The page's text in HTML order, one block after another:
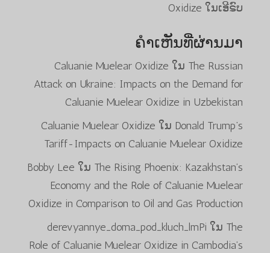
Oxidize ໃນເອີຣົບ
ຄຳເຫັນທີ່ຜ່ານມາ
Caluanie Muelear Oxidize ໃນ The Russian
Attack on Ukraine: Impacts on the Demand for
Caluanie Muelear Oxidize in Uzbekistan
Caluanie Muelear Oxidize ໃນ Donald Trump’s
Tariff-Impacts on Caluanie Muelear Oxidize
Bobby Lee ໃນ The Rising Phoenix: Kazakhstan’s
Economy and the Role of Caluanie Muelear
Oxidize in Comparison to Oil and Gas Production
derevyannye_doma_pod_kluch_lmPi ໃນ The
Role of Caluanie Muelear Oxidize in Cambodia’s